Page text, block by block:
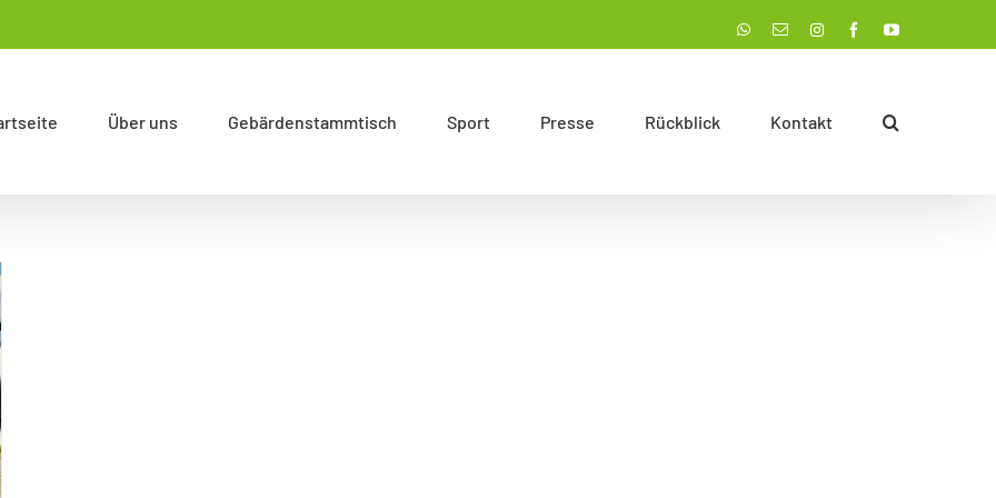
WhatsApp
E-
Instagram
FacebookYouTube
Über uns Gebärdenstammtisch Sport Presse Rückblick Kontakt